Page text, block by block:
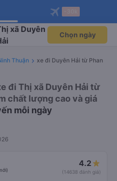
ngay!
viên độc
Mở app
vé máy bay qua
Mở app
xã Duyên
Chọn ngày
Thuận
xe đi Duyên Hải từ Phan
đi Thị xã Duyên Hải từ
chất lượng cao và giá
mỗi ngày
4.2
(14638 đánh giá)